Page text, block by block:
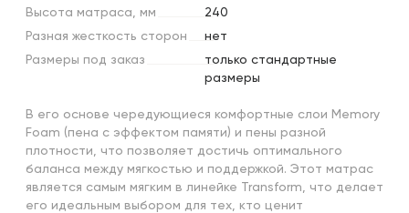
Высота матраса, мм
240
Разная жесткость сторон
нет
Размеры под заказ
только стандартные
размеры
В его основе чередующиеся комфортные слои Memory
Foam (пена с эффектом памяти) и пены разной
плотности, что позволяет достичь оптимального
баланса между мягкостью и поддержкой. Этот матрас
является самым мягким в линейке Transform, что делает
его идеальным выбором для тех, кто ценит